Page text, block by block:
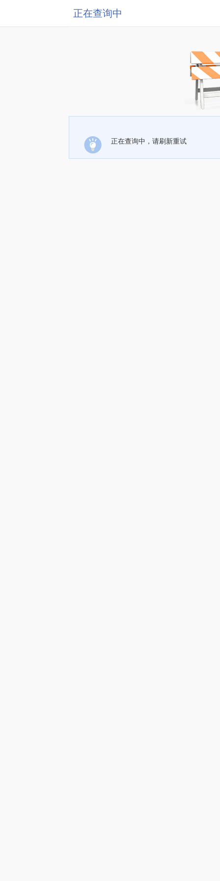
正在查询中
正在查询中，请刷新重试